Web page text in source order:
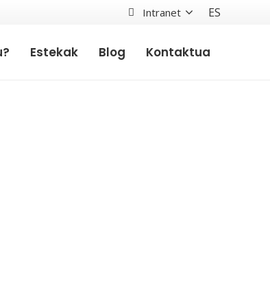
Intranet ES
Estekak Blog Kontaktua